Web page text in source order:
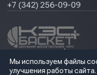
+7 (342) 256-09-09
Политика
Мы используем файлы
улучшения работы